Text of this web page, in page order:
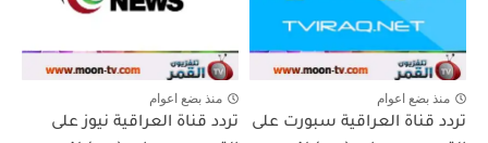
منذ بضع اعوام
تردد قناة العراقية سبورت على
منذ بضع اعوام
تردد قناة العراقية نيوز على